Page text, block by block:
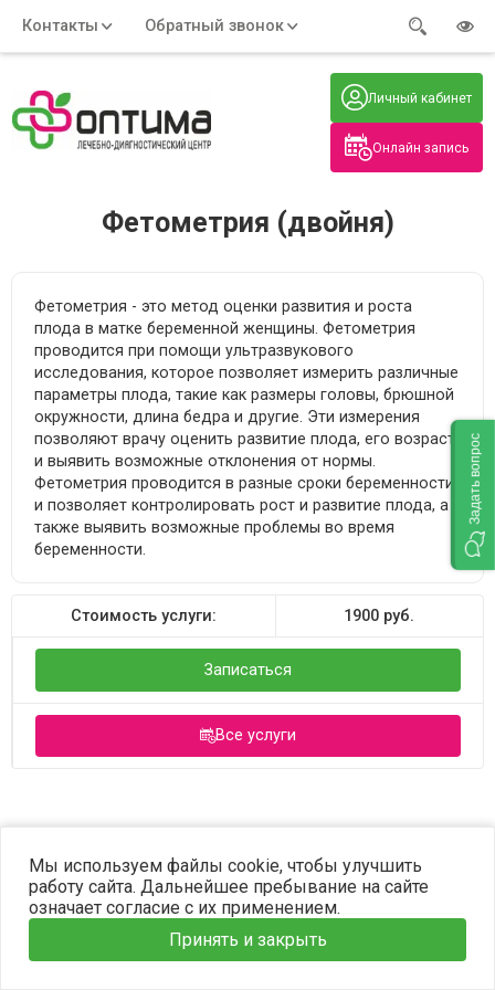
Онлайн запись
Личный кабинет
Контакты
Обратный звонок
Адрес:
Часы работы: Телефон:
+7 (914) 579-77-99
Нажмите на номер, чтобы
позвонить
Фетометрия (двойня)
Фетометрия - это метод оценки развития и роста
плода в матке беременной женщины. Фетометрия
проводится при помощи ультразвукового
исследования, которое позволяет измерить различные
параметры плода, такие как размеры головы, брюшной
окружности, длина бедра и другие. Эти измерения
позволяют врачу оценить развитие плода, его возраст
и выявить возможные отклонения от нормы.
Фетометрия проводится в разные сроки беременности
и позволяет контролировать рост и развитие плода, а
также выявить возможные проблемы во время
беременности.
Стоимость услуги: 1900 руб.
Записаться
Все услуги
©2023 OPTIMA. Все права защищены.
Мы используем файлы cookie, чтобы улучшить
работу сайта. Дальнейшее пребывание на сайте
означает согласие с их применением.
Принять и закрыть
Задать вопрос